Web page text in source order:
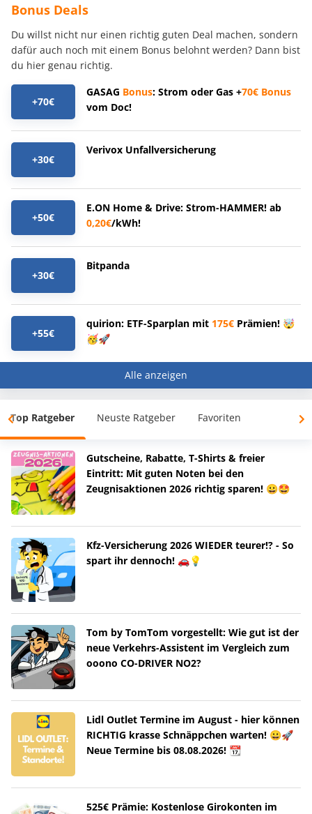
Bonus Deals
Du willst nicht nur einen richtig guten Deal machen, sondern
dafür auch noch mit einem Bonus belohnt werden? Dann bist
du hier genau richtig.
+70€
GASAG Bonus: Strom oder Gas +70€ Bonus
vom Doc!
+30€
Verivox Unfallversicherung
+50€
E.ON Home & Drive: Strom-HAMMER! ab
0,20€/kWh!
+30€
Bitpanda
+55€
quirion: ETF-Sparplan mit 175€ Prämien! 🤯
🥳🚀
Alle anzeigen
Top Ratgeber Neuste Ratgeber Favoriten
Gutscheine, Rabatte, T-Shirts & freier
Eintritt: Mit guten Noten bei den
Zeugnisaktionen 2026 richtig sparen! 😀🤩
Kfz-Versicherung 2026 WIEDER teurer!? - So
spart ihr dennoch! 🚗💡
Tom by TomTom vorgestellt: Wie gut ist der
neue Verkehrs-Assistent im Vergleich zum
ooono CO-DRIVER NO2?
Lidl Outlet Termine im August - hier können
RICHTIG krasse Schnäppchen warten! 😀🚀
Neue Termine bis 08.08.2026! 📆
525€ Prämie: Kostenlose Girokonten im